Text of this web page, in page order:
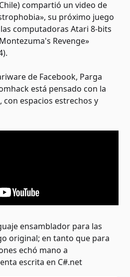
compartió un video de
su próximo juego
computadoras Atari 8-bits
Revenge»
de Facebook, Parga
está pensado con la
espacios estrechos y
ensamblador para las
original; en tanto que para
echó mano a
escrita en C#.net